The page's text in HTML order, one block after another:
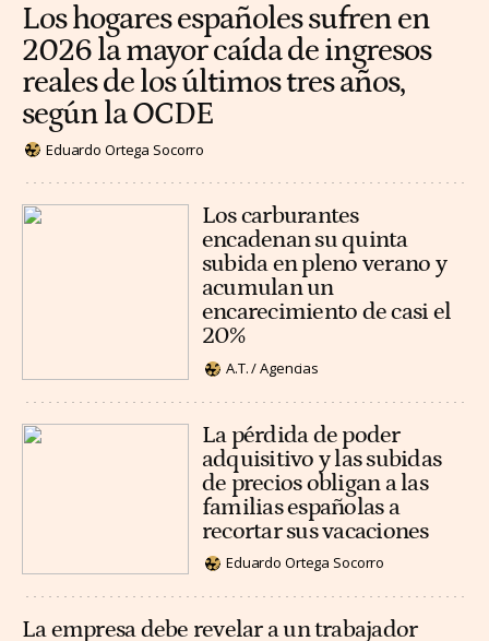
Los hogares españoles sufren en
2026 la mayor caída de ingresos
reales de los últimos tres años,
según la OCDE
Eduardo Ortega Socorro
Los carburantes
encadenan su quinta
subida en pleno verano y
acumulan un
encarecimiento de casi el
20%
A.T. / Agencias
La pérdida de poder
adquisitivo y las subidas
de precios obligan a las
familias españolas a
recortar sus vacaciones
Eduardo Ortega Socorro
La empresa debe revelar a un trabajador